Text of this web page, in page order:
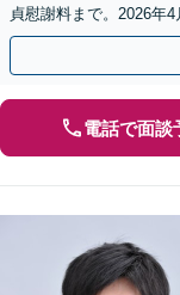
貞慰謝料まで。2026年
活を見据えて解決を支
電話で面談